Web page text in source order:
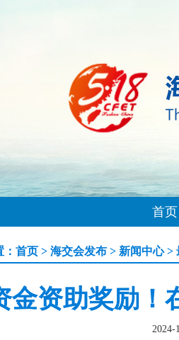
首页
首页 > 海交会发布 > 新闻中心>
金资助奖励！
2024-